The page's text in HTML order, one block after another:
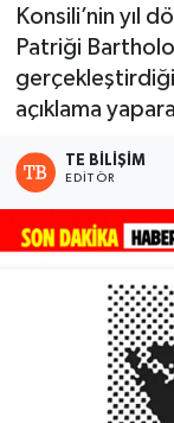
Konsili’nin yıl
Patriği
gerçekleştirdiği
açıklama
TE BILIŞIM
EDITÖR
Haber